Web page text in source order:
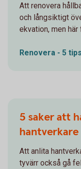
Att renovera
och långsiktigt
ekvation, men
Renovera - 5
5 saker att
hantverkare
Att anlita
tyvärr också gå